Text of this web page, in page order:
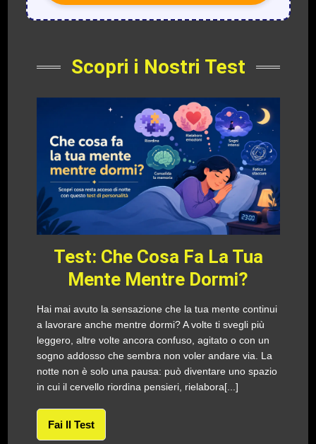
Scopri i Nostri Test
Test: Che Cosa Fa La Tua
Mente Mentre Dormi?
Hai mai avuto la sensazione che la tua mente continui
a lavorare anche mentre dormi? A volte ti svegli più
leggero, altre volte ancora confuso, agitato o con un
sogno addosso che sembra non voler andare via. La
notte non è solo una pausa: può diventare uno spazio
in cui il cervello riordina pensieri, rielabora[...]
Fai Il Test